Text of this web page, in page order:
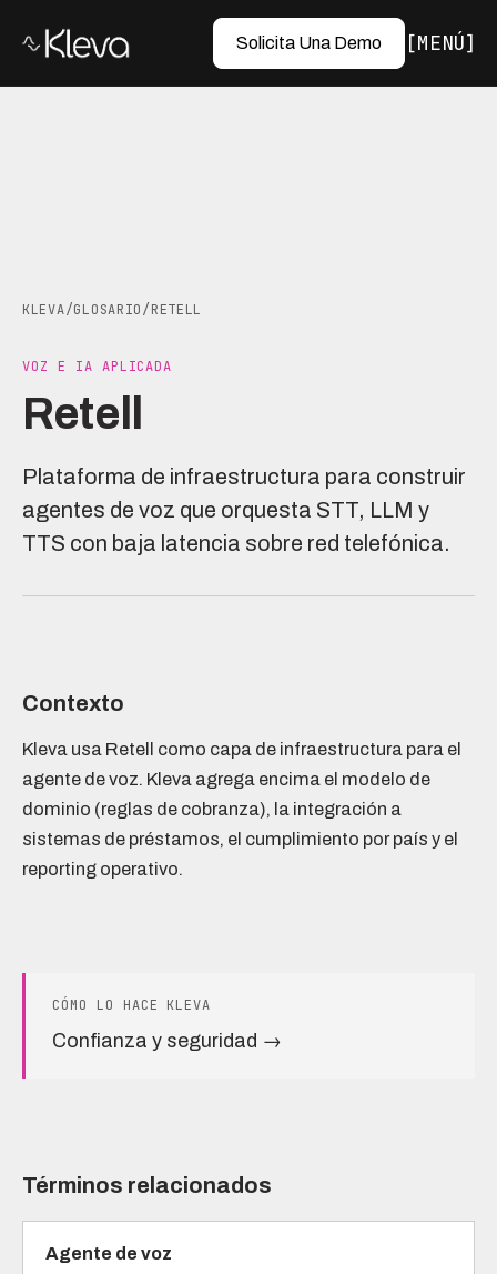
Solicita Una Demo MENÚ
KLEVA/GLOSARIO/RETELL
VOZ E IA APLICADA
Retell
Plataforma de infraestructura para construir
agentes de voz que orquesta STT, LLM y
TTS con baja latencia sobre red telefónica.
Contexto
Kleva usa Retell como capa de infraestructura para el
agente de voz. Kleva agrega encima el modelo de
dominio (reglas de cobranza), la integración a
sistemas de préstamos, el cumplimiento por país y el
reporting operativo.
CÓMO LO HACE KLEVA
Confianza y seguridad →
Términos relacionados
Agente de voz